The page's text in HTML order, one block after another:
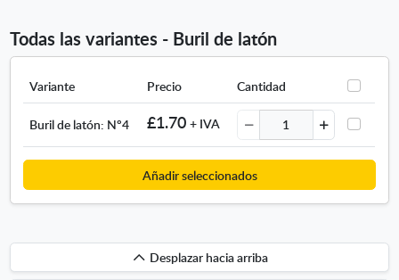
Todas las variantes - Buril de latón
Variante Precio Cantidad
Buril de latón: Nº4 £1.70 + IVA
Añadir seleccionados
Desplazar
hacia
Desplazar hacia arriba